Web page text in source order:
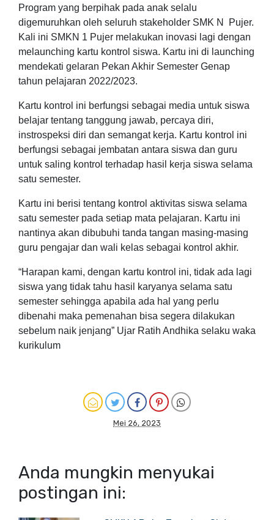
Program yang berpihak pada anak selalu
digemuruhkan oleh seluruh stakeholder SMK N
Pujer.
Kali ini SMKN 1 Pujer melakukan inovasi lagi dengan
melaunching kartu kontrol siswa. Kartu ini di launching
mendekati gelaran Pekan Akhir Semester Genap
tahun pelajaran 2022/2023.
Kartu kontrol ini berfungsi sebagai media untuk siswa
belajar tentang tanggung jawab, percaya diri,
instrospeksi diri dan semangat kerja. Kartu kontrol ini
berfungsi sebagai jembatan antara siswa dan guru
untuk saling kontrol terhadap hasil kerja siswa selama
satu semester.
Kartu ini berisi tentang kontrol aktivitas siswa selama
satu semester pada setiap mata pelajaran. Kartu ini
nantinya akan dibubuhi tanda tangan masing-masing
guru pengajar dan wali kelas sebagai kontrol akhir.
“Harapan kami, dengan kartu kontrol ini, tidak ada lagi
siswa yang tidak tahu hasil karyanya selama satu
semester sehingga apabila ada hal yang perlu
dibenahi maka pemenahan bisa segera dilakukan
sebelum naik jenjang” Ujar Ratih Andhika selaku waka
kurikulum
Mei 26, 2023
Anda mungkin menyukai
postingan ini: